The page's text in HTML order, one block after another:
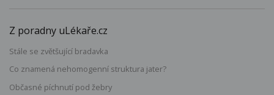
Z poradny uLékaře.cz
Stále se zvětšující bradavka
Co znamená nehomogenní struktura jater?
Občasné píchnutí pod žebry